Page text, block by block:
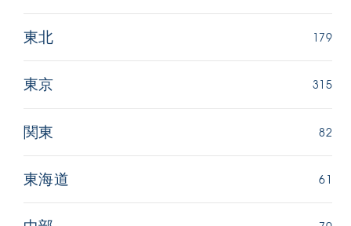
東北 179
東京 315
関東 82
東海道 61